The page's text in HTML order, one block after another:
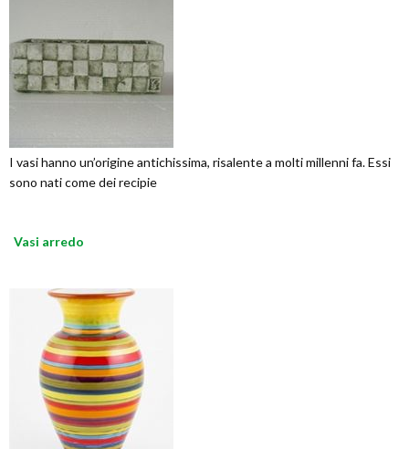
I vasi hanno un’origine antichissima, risalente a molti millenni fa. Essi
sono nati come dei recipie
Vasi arredo